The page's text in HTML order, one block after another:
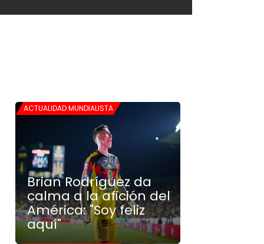
ACTUALIDAD MUNDIALISTA
Brian Rodríguez da
calma a la afición del
América: "Soy feliz
aquí"